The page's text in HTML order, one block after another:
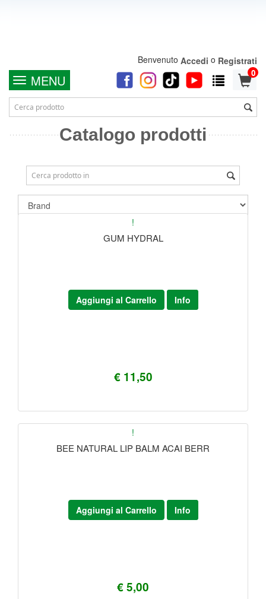
Benvenuto Accedi o Registrati
0
MENU
Catalogo prodotti
!
GUM HYDRAL
€ 11,50
Aggiungi al Carrello Info
!
BEE NATURAL LIP BALM ACAI BERR
€ 5,00
Aggiungi al Carrello Info